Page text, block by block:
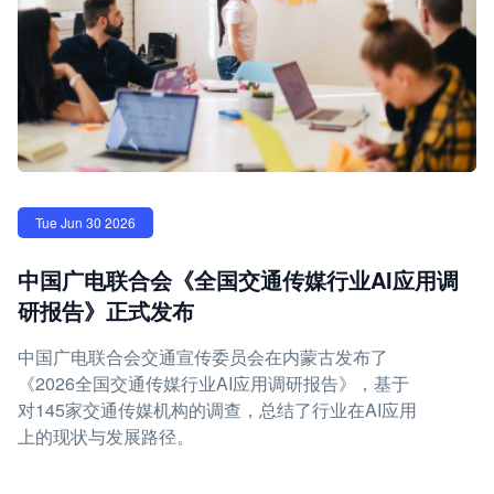
Tue Jun 30 2026
中国广电联合会《全国交通传媒行业AI应用调
研报告》正式发布
中国广电联合会交通宣传委员会在内蒙古发布了
《2026全国交通传媒行业AI应用调研报告》，基于
对145家交通传媒机构的调查，总结了行业在AI应用
上的现状与发展路径。